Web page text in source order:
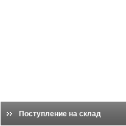
Поступление на склад